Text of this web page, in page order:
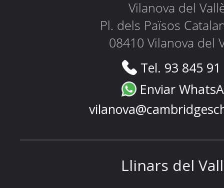
Vilanova del
Pl. dels Països
08410 Vilanova del
Tel. 93 845
Enviar
Llinars del